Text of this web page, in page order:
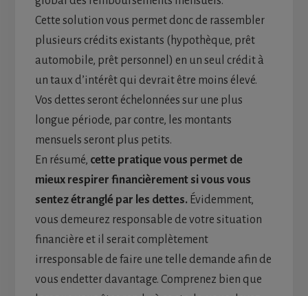
Cette solution vous permet donc de rassembler
plusieurs crédits existants (hypothèque, prêt
automobile, prêt personnel) en un seul crédit à
un taux d’intérêt qui devrait être moins élevé.
Vos dettes seront échelonnées sur une plus
longue période, par contre, les montants
mensuels seront plus petits.
En résumé, cette pratique vous permet de
mieux respirer financièrement si vous vous
sentez étranglé par les dettes. Évidemment,
vous demeurez responsable de votre situation
financière et il serait complètement
irresponsable de faire une telle demande afin de
vous endetter davantage. Comprenez bien que